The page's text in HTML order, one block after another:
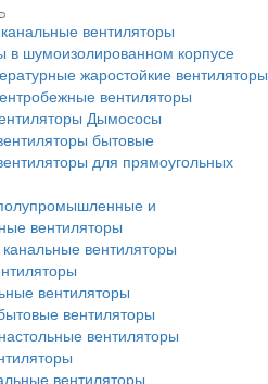
вентиляторы
в шумоизолированном корпусе
жаростойкие вентиляторы
вентиляторы
Дымососы
бытовые
для прямоугольных
и
вентиляторы
вентиляторы
вентиляторы
вентиляторы
вентиляторы
вентиляторы